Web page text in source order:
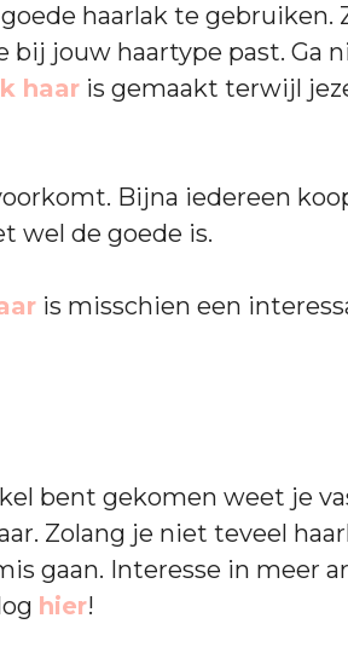
haarlak te gebruiken.
jouw haartype past. Ga
haar is gemaakt terwijl
Bijna iedereen
wel de goede is.
is misschien een
bent gekomen weet je
Zolang je niet teveel
gaan. Interesse in meer
hier!